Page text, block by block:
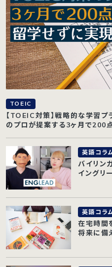
TOEIC
【TOEIC対策】戦略的な学習
のプロが提案する3ヶ月で200
英語コラ
バイリン
イングリ
英語コラ
在宅時間
将来に備